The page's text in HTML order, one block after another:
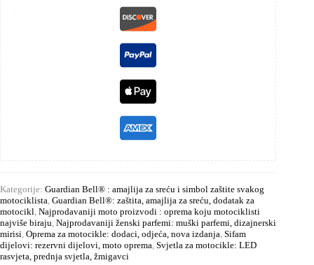
Kategorije: Guardian Bell® : amajlija za sreću i simbol zaštite svakog
motociklista, Guardian Bell®: zaštita, amajlija za sreću, dodatak za
motocikl, Najprodavaniji moto proizvodi : oprema koju motociklisti
najviše biraju, Najprodavaniji ženski parfemi: muški parfemi, dizajnerski
mirisi, Oprema za motocikle: dodaci, odjeća, nova izdanja, Sifam
dijelovi: rezervni dijelovi, moto oprema, Svjetla za motocikle: LED
rasvjeta, prednja svjetla, žmigavci